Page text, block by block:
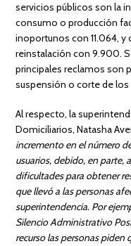
servicios públicos son la
consumo o producción
inoportunos con 11.064,
reinstalación con 9.900.
principales reclamos son
suspensión o corte de
Al respecto, la
Domiciliarios, Natasha
incremento en el número
usuarios, debido, en parte,
dificultades para obtener
que llevó a las personas
superintendencia. Por
Silencio Administrativo
recurso las personas piden